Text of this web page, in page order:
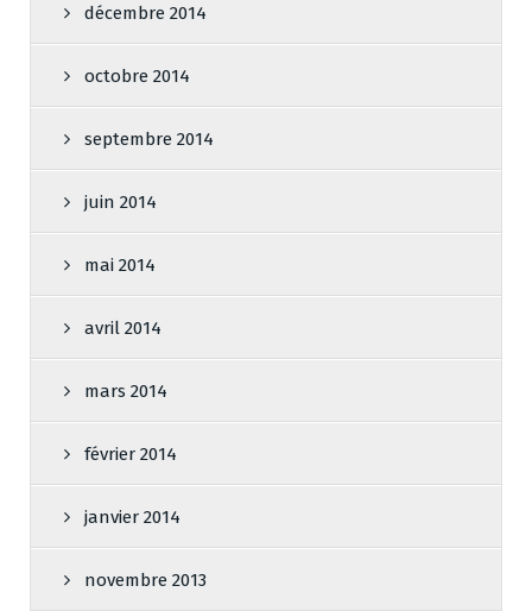
décembre 2014
octobre 2014
septembre 2014
juin 2014
mai 2014
avril 2014
mars 2014
février 2014
janvier 2014
novembre 2013